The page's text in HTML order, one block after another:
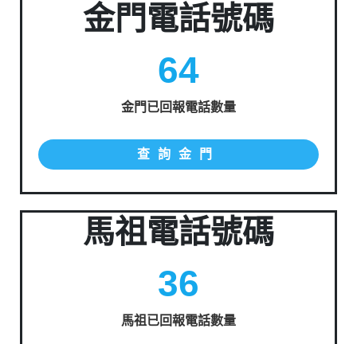
金門電話號碼
64
金門已回報電話數量
查詢金門
馬祖電話號碼
36
馬祖已回報電話數量